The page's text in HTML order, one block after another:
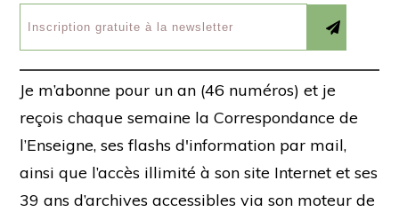
Je m’abonne pour un an (46 numéros) et je
reçois chaque semaine la Correspondance de
l’Enseigne, ses flashs d'information par mail,
ainsi que l’accès illimité à son site Internet et ses
39 ans d’archives accessibles via son moteur de